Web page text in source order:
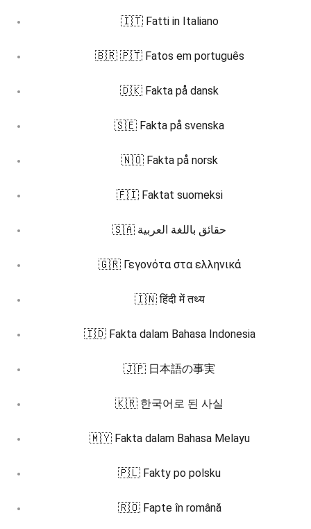
🇮🇹 Fatti in Italiano
🇧🇷 🇵🇹 Fatos em português
🇩🇰 Fakta på dansk
🇸🇪 Fakta på svenska
🇳🇴 Fakta på norsk
🇫🇮 Faktat suomeksi
🇸🇦 حقائق باللغة العربية
🇬🇷 Γεγονότα στα ελληνικά
🇮🇳 हिंदी में तथ्य
🇮🇩 Fakta dalam Bahasa Indonesia
🇯🇵 日本語の事実
🇰🇷 한국어로 된 사실
🇲🇾 Fakta dalam Bahasa Melayu
🇵🇱 Fakty po polsku
🇷🇴 Fapte în română